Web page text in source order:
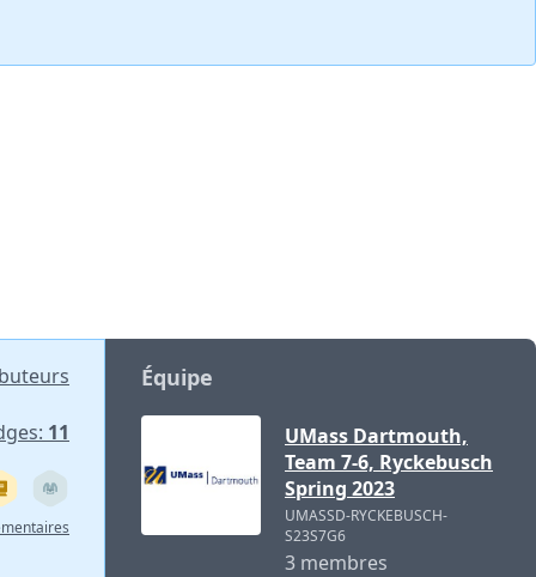
11
Équipe
UMass Dartmouth,
Team 7-6, Ryckebusch
Spring 2023
UMASSD-RYCKEBUSCH-
S23S7G6
3 membres